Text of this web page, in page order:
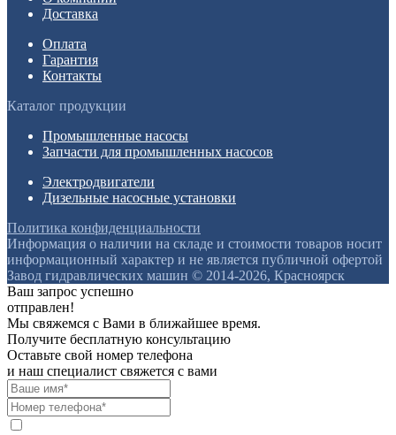
Доставка
Оплата
Гарантия
Контакты
Каталог продукции
Промышленные насосы
Запчасти для промышленных насосов
Электродвигатели
Дизельные насосные установки
Политика конфиденциальности
Информация о наличии на складе и стоимости товаров носит
информационный характер и не является публичной офертой
Завод гидравлических машин © 2014-2026, Красноярск
Ваш запрос успешно
отправлен!
Мы свяжемся с Вами в ближайшее время.
Получите бесплатную консультацию
Оставьте свой номер телефона
и наш специалист свяжется с вами